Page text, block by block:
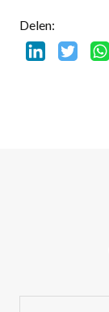
Delen: